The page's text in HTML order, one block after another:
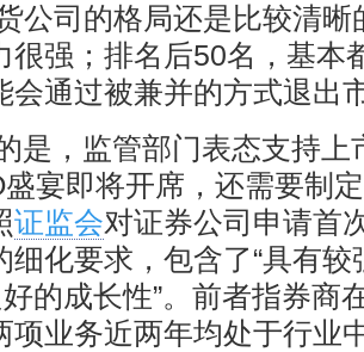
公司的格局还是比较清
很强；排名后50名，基本
会通过被兼并的方式退出
是，监管部门表态支持上
宴即将开席，还需要制
证监会对证券公司申请首
细化要求，包含了“具有
好的成长性”。前者指券商
项业务近两年均处于行业